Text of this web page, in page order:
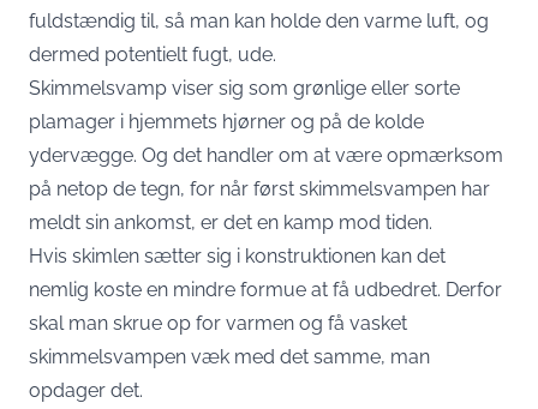
fuldstændig til, så man kan holde den varme luft, og
dermed potentielt fugt, ude.
Skimmelsvamp viser sig som grønlige eller sorte
plamager i hjemmets hjørner og på de kolde
ydervægge. Og det handler om at være opmærksom
på netop de tegn, for når først skimmelsvampen har
meldt sin ankomst, er det en kamp mod tiden.
Hvis skimlen sætter sig i konstruktionen kan det
nemlig koste en mindre formue at få udbedret. Derfor
skal man skrue op for varmen og få vasket
skimmelsvampen væk med det samme, man
opdager det.